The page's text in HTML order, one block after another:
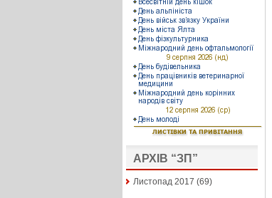
АРХІВ “ЗП”
Листопад 2017 (69)